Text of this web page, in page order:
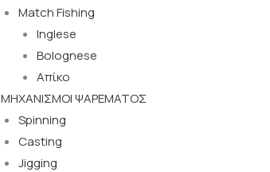
Match Fishing
Inglese
Bolognese
Απίκο
ΜΗΧΑΝΙΣΜΟΙ ΨΑΡΕΜΑΤΟΣ
Spinning
Casting
Jigging